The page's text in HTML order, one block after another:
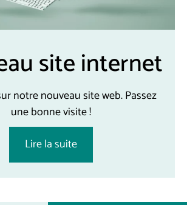
site internet
notre nouveau site web. Passez
une bonne visite !
Lire la suite